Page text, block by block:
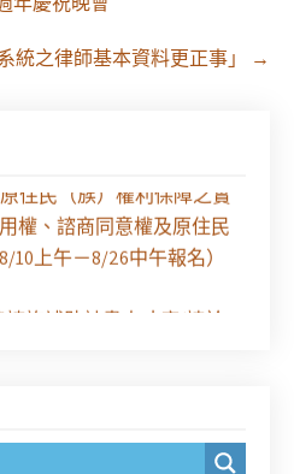
統之律師基本資料更正事」 →
北律師公會等單位定於8月
住民（族）權利保障之實
權、諮商同意權及原住民
上午－8/26中午報名）
詢補助計畫人才庫(請於
勞動權益講習」